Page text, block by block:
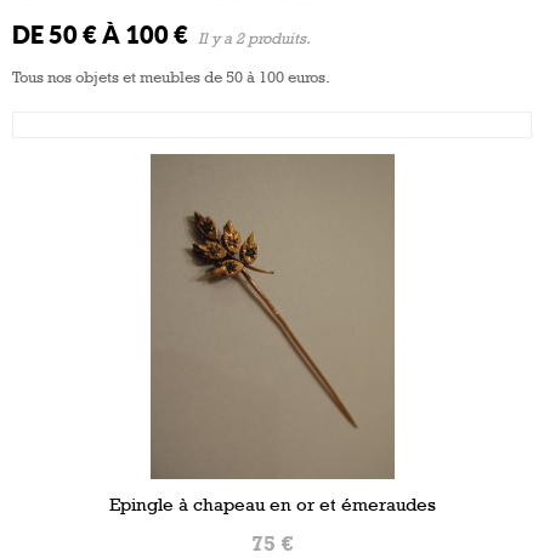
DE 50 € À 100 € Il y a 2 produits.
Tous nos objets et meubles de 50 à 100 euros.
Epingle à chapeau en or et émeraudes
75 €